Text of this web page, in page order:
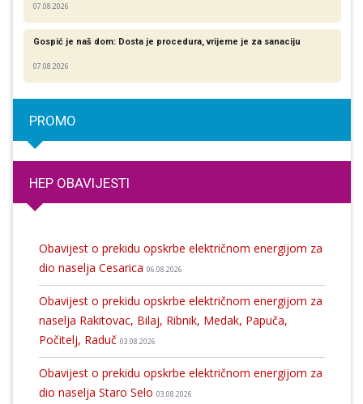
07.08.2026
Gospić je naš dom: Dosta je procedura, vrijeme je za sanaciju
07.08.2026
PROMO
HEP OBAVIJESTI
Obavijest o prekidu opskrbe električnom energijom za
dio naselja Cesarica 06.08.2026
Obavijest o prekidu opskrbe električnom energijom za
naselja Rakitovac, Bilaj, Ribnik, Medak, Papuča,
Počitelj, Raduč 03.08.2026
Obavijest o prekidu opskrbe električnom energijom za
dio naselja Staro Selo 03.08.2026